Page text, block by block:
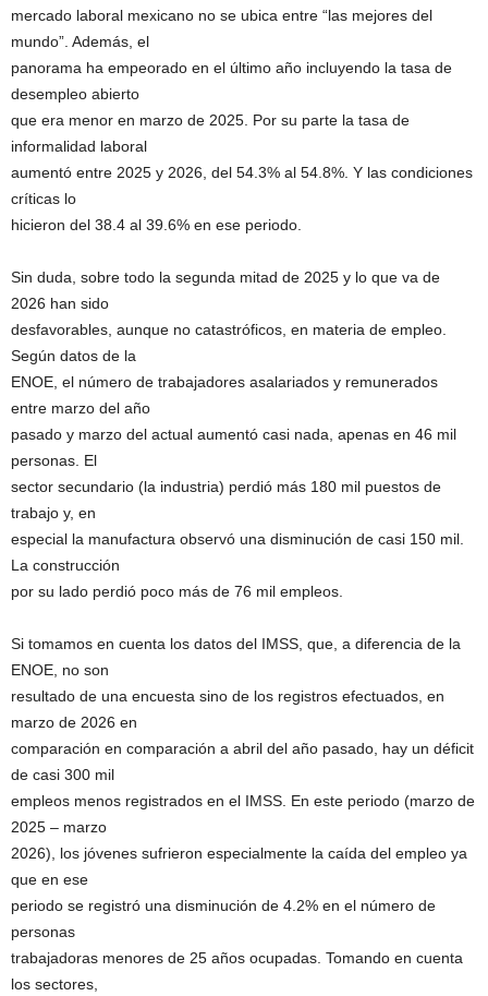
mercado laboral mexicano no se ubica entre “las mejores del
mundo”. Además, el
panorama ha empeorado en el último año incluyendo la tasa de
desempleo abierto
que era menor en marzo de 2025. Por su parte la tasa de
informalidad laboral
aumentó entre 2025 y 2026, del 54.3% al 54.8%. Y las condiciones
críticas lo
hicieron del 38.4 al 39.6% en ese periodo.
Sin duda, sobre todo la segunda mitad de 2025 y lo que va de
2026 han sido
desfavorables, aunque no catastróficos, en materia de empleo.
Según datos de la
ENOE, el número de trabajadores asalariados y remunerados
entre marzo del año
pasado y marzo del actual aumentó casi nada, apenas en 46 mil
personas. El
sector secundario (la industria) perdió más 180 mil puestos de
trabajo y, en
especial la manufactura observó una disminución de casi 150 mil.
La construcción
por su lado perdió poco más de 76 mil empleos.
Si tomamos en cuenta los datos del IMSS, que, a diferencia de la
ENOE, no son
resultado de una encuesta sino de los registros efectuados, en
marzo de 2026 en
comparación en comparación a abril del año pasado, hay un déficit
de casi 300 mil
empleos menos registrados en el IMSS. En este periodo (marzo de
2025 – marzo
2026), los jóvenes sufrieron especialmente la caída del empleo ya
que en ese
periodo se registró una disminución de 4.2% en el número de
personas
trabajadoras menores de 25 años ocupadas. Tomando en cuenta
los sectores,